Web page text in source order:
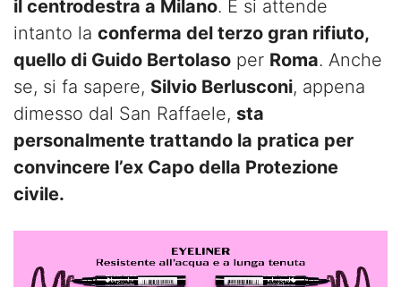
il centrodestra a Milano. E si attende
intanto la conferma del terzo gran rifiuto,
quello di Guido Bertolaso per Roma. Anche
se, si fa sapere, Silvio Berlusconi, appena
dimesso dal San Raffaele, sta
personalmente trattando la pratica per
convincere l’ex Capo della Protezione
civile.